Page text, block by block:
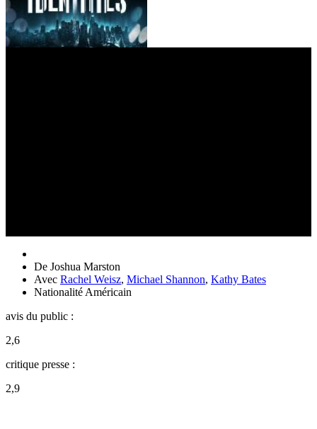
De Joshua Marston
Avec Rachel Weisz, Michael Shannon, Kathy Bates
Nationalité Américain
avis du public :
2,6
critique presse :
2,9